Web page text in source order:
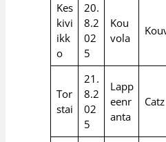
Kes
kivi
ikk
o
20.
8.2
02
5
Kou
vola
Tor
stai
21.
8.2
02
5
Lapp
eenr
anta
Catz